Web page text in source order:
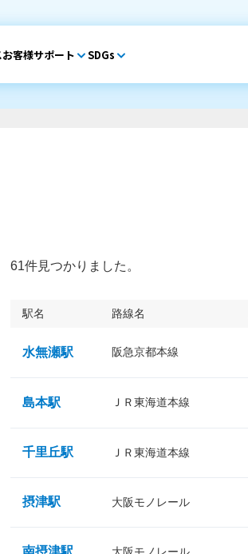
お客様サポート SDGs
61件見つかりました。
駅名 路線名
水無瀬駅 阪急京都本線
島本駅 ＪＲ東海道本線
千里丘駅 ＪＲ東海道本線
摂津駅 大阪モノレール
南摂津駅